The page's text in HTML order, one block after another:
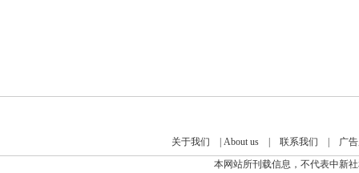
关于我们 | About us| 联系我们 |
广
本网站所刊载信息，不代表中新